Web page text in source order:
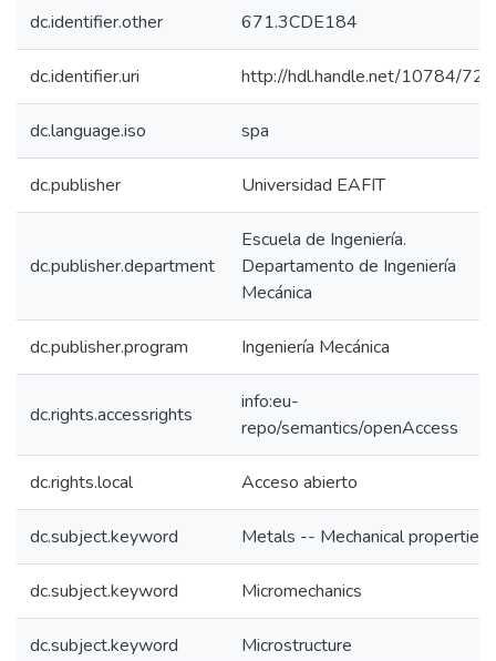
dc.identifier.other 671.3CDE184
dc.identifier.uri http://hdl.handle.net/10784/
dc.language.iso spa
dc.publisher Universidad EAFIT
dc.publisher.department
Escuela de Ingeniería.
Departamento de Ingeniería
Mecánica
dc.publisher.program Ingeniería Mecánica
dc.rights.accessrights
info:eu-
repo/semantics/openAccess
dc.rights.local Acceso abierto
dc.subject.keyword Metals -- Mechanical properties
dc.subject.keyword Micromechanics
dc.subject.keyword Microstructure